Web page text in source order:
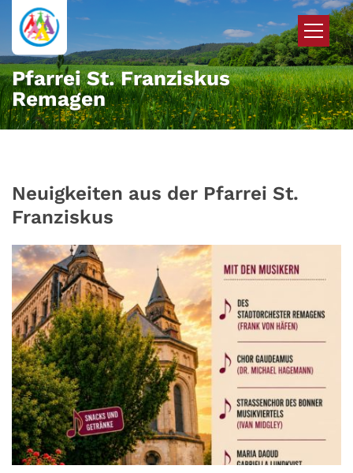
Zum Inhalt springen
Pfarrei St. Franziskus
Remagen
Neuigkeiten aus der Pfarrei St.
Franziskus